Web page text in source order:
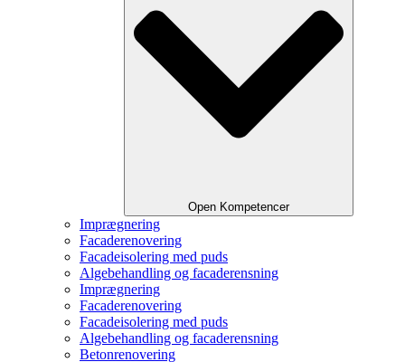
Open Kompetencer
Imprægnering
Facaderenovering
Facadeisolering med puds
Algebehandling og facaderensning
Imprægnering
Facaderenovering
Facadeisolering med puds
Algebehandling og facaderensning
Betonrenovering